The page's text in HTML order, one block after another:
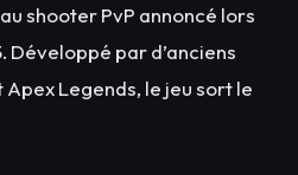
shooter PvP annoncé lors
Développé par d’anciens
Legends, le jeu sort le